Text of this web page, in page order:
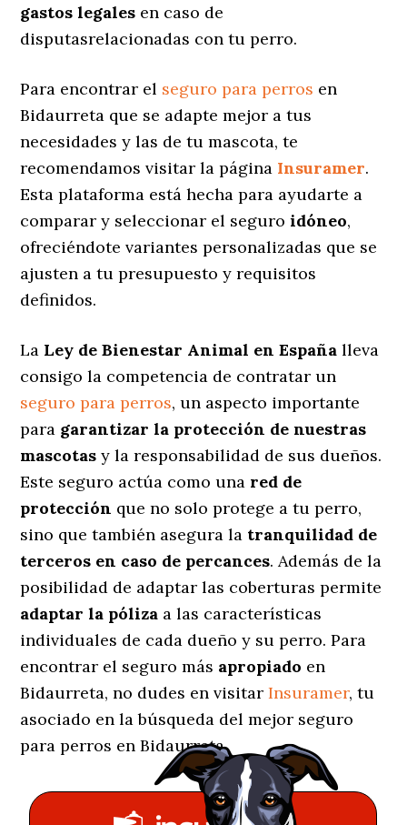
gastos legales en caso de
disputasrelacionadas con tu perro.
Para encontrar el seguro para perros en
Bidaurreta que se adapte mejor a tus
necesidades y las de tu mascota, te
recomendamos visitar la página Insuramer.
Esta plataforma está hecha para ayudarte a
comparar y seleccionar el seguroidóneo,
ofreciéndote variantes personalizadas que se
ajusten a tu presupuesto y requisitos
definidos.
La Ley de Bienestar Animal en España lleva
consigo la competencia de contratar un
seguro para perros, un aspecto importante
para garantizar la protección de nuestras
mascotas y la responsabilidad de sus dueños.
Este seguro actúa como una red de
protección que no solo protege a tu perro,
sino que también asegura la tranquilidad de
terceros en caso de percances. Además de la
posibilidad de adaptar las coberturas permite
adaptar la póliza a las características
individuales de cada dueño y su perro. Para
encontrar el seguro más apropiado en
Bidaurreta, no dudes en visitarInsuramer, tu
asociado en la búsqueda del mejor seguro
para perros en Bidaurreta.